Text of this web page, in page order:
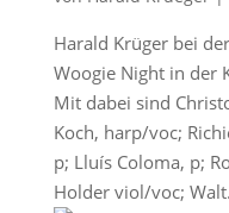
Harald Krüger bei
Woogie Night in der
Mit dabei sind
Koch, harp/voc;
p; Lluís Coloma, p;
Holder viol/voc;